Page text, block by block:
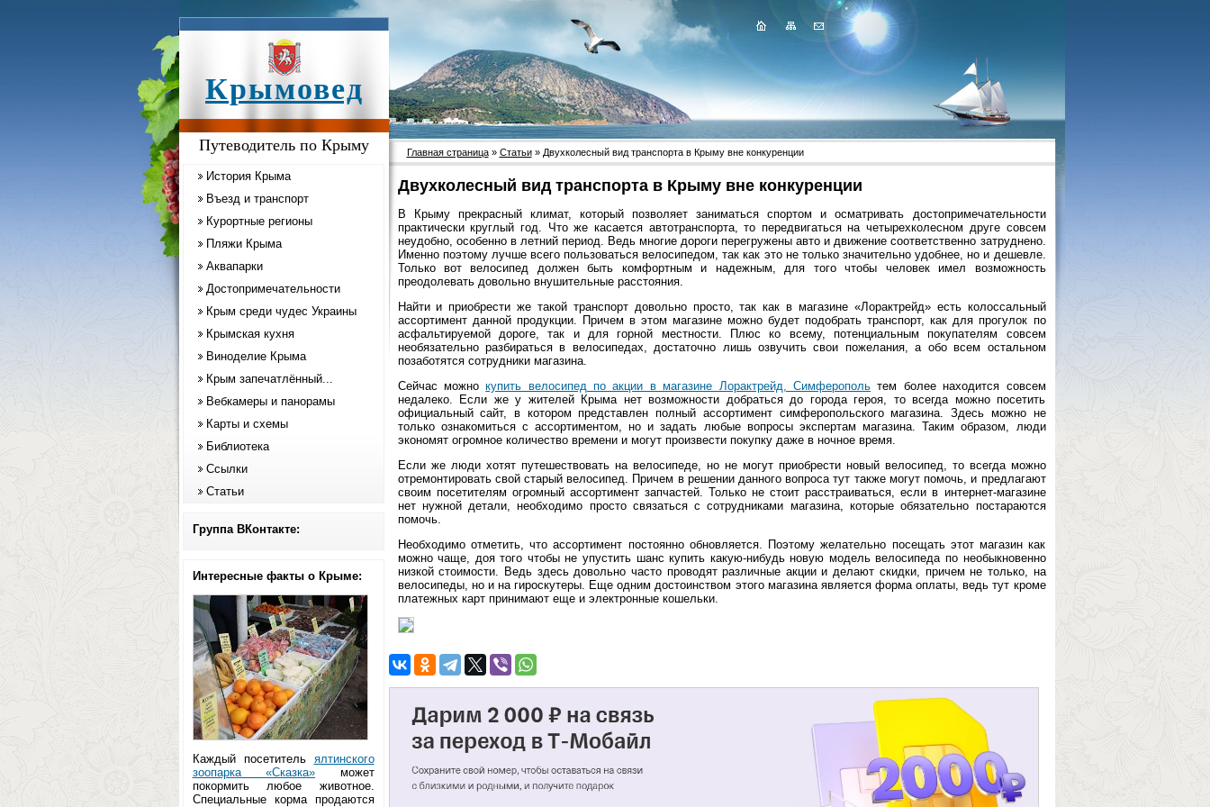
Крымовед
Путеводитель по Крыму
История Крыма
Въезд и транспорт
Курортные регионы
Пляжи Крыма
Аквапарки
Достопримечательности
Крым среди чудес Украины
Крымская кухня
Виноделие Крыма
Крым запечатлённый...
Вебкамеры и панорамы
Карты и схемы
Библиотека
Ссылки
Статьи
Группа ВКонтакте:
Интересные факты о Крыме:
Каждый посетитель ялтинского
зоопарка «Сказка» может
покормить любое животное.
Специальные корма продаются
Главная страница» Статьи» Двухколесный вид транспорта в Крыму вне конкуренции
Двухколесный вид транспорта в Крыму вне конкуренции
В Крыму прекрасный климат, который позволяет заниматься спортом и осматривать достопримечательности
практически круглый год. Что же касается автотранспорта, то передвигаться на четырехколесном друге совсем
неудобно, особенно в летний период. Ведь многие дороги перегружены авто и движение соответственно затруднено.
Именно поэтому лучше всего пользоваться велосипедом, так как это не только значительно удобнее, но и дешевле.
Только вот велосипед должен быть комфортным и надежным, для того чтобы человек имел возможность
преодолевать довольно внушительные расстояния.
Найти и приобрести же такой транспорт довольно просто, так как в магазине «Лорактрейд» есть колоссальный
ассортимент данной продукции. Причем в этом магазине можно будет подобрать транспорт, как для прогулок по
асфальтируемой дороге, так и для горной местности. Плюс ко всему, потенциальным покупателям совсем
необязательно разбираться в велосипедах, достаточно лишь озвучить свои пожелания, а обо всем остальном
позаботятся сотрудники магазина.
Сейчас можнокупить велосипед по акции в магазине Лорактрейд, Симферопольтем более находится совсем
недалеко. Если же у жителей Крыма нет возможности добраться до города героя, то всегда можно посетить
официальный сайт, в котором представлен полный ассортимент симферопольского магазина. Здесь можно не
только ознакомиться с ассортиментом, но и задать любые вопросы экспертам магазина. Таким образом, люди
экономят огромное количество времени и могут произвести покупку даже в ночное время.
Если же люди хотят путешествовать на велосипеде, но не могут приобрести новый велосипед, то всегда можно
отремонтировать свой старый велосипед. Причем в решении данного вопроса тут также могут помочь, и предлагают
своим посетителям огромный ассортимент запчастей. Только не стоит расстраиваться, если в интернет-магазине
нет нужной детали, необходимо просто связаться с сотрудниками магазина, которые обязательно постараются
помочь.
Необходимо отметить, что ассортимент постоянно обновляется. Поэтому желательно посещать этот магазин как
можно чаще, доя того чтобы не упустить шанс купить какую-нибудь новую модель велосипеда по необыкновенно
низкой стоимости. Ведь здесь довольно часто проводят различные акции и делают скидки, причем не только, на
велосипеды, но и на гироскутеры. Еще одним достоинством этого магазина является форма оплаты, ведь тут кроме
платежных карт принимают еще и электронные кошельки.